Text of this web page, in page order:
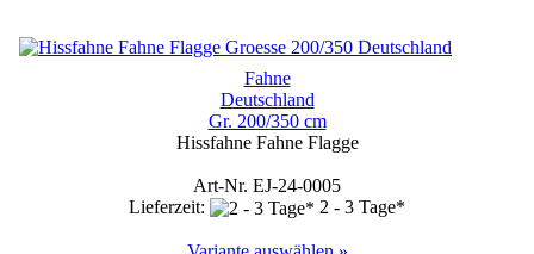
Fahne
Deutschland
Gr. 200/350 cm
Hissfahne Fahne Flagge
Art-Nr. EJ-24-0005
Lieferzeit:
2 - 3 Tage*